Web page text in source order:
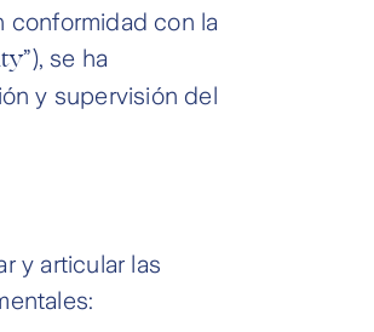
conformidad con la
”), se ha
y supervisión del
y articular las